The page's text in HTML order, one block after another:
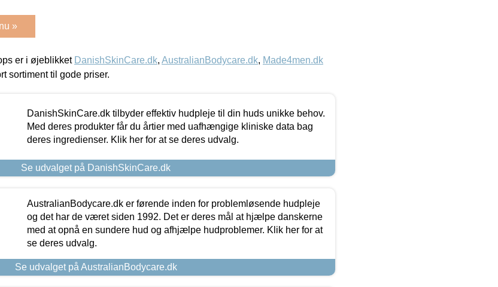
»
er i øjeblikket DanishSkinCare.dk, AustralianBodycare.dk, Made4men.dk
sortiment til gode priser.
DanishSkinCare.dk tilbyder effektiv hudpleje til din huds unikke behov.
Med deres produkter får du årtier med uafhængige kliniske data bag
deres ingredienser. Klik her for at se deres udvalg.
Se udvalget på DanishSkinCare.dk
AustralianBodycare.dk er førende inden for problemløsende hudpleje
og det har de været siden 1992. Det er deres mål at hjælpe danskerne
med at opnå en sundere hud og afhjælpe hudproblemer. Klik her for at
se deres udvalg.
Se udvalget på AustralianBodycare.dk